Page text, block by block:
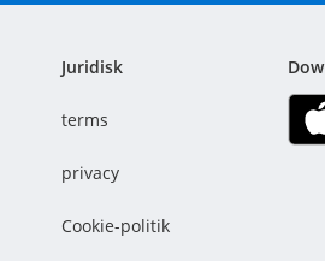
Juridisk
terms
privacy
Cookie-politik